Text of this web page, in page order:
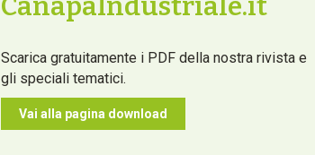
Scarica gratuitamente i PDF della nostra rivista e
gli speciali tematici.
Vai alla pagina download